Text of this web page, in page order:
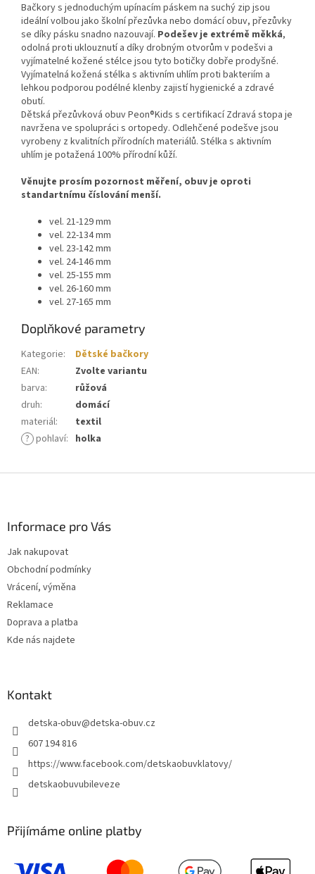
Bačkory s jednoduchým upínacím páskem na suchý zip jsou
ideální volbou jako školní přezůvka nebo domácí obuv, přezůvky
se díky pásku snadno nazouvají. Podešev je extrémě měkká,
odolná proti uklouznutí a díky drobným otvorům v podešvi a
vyjímatelné kožené stélce jsou tyto botičky dobře prodyšné.
Vyjímatelná kožená stélka s aktivním uhlím proti bakteriím a
lehkou podporou podélné klenby zajistí hygienické a zdravé
obutí.
Dětská přezůvková obuv Peon®Kids s certifikací Zdravá stopa je
navržena ve spolupráci s ortopedy. Odlehčené podešve jsou
vyrobeny z kvalitních přírodních materiálů. Stélka s aktivním
uhlím je potažená 100% přírodní kůží.
Věnujte prosím pozornost měření, obuv je oproti
standartnímu číslování menší.
vel. 21-129 mm
vel. 22-134 mm
vel. 23-142 mm
vel. 24-146 mm
vel. 25-155 mm
vel. 26-160 mm
vel. 27-165 mm
Doplňkové parametry
Kategorie:
Dětské bačkory
EAN:
Zvolte variantu
barva:
růžová
druh:
domácí
materiál:
textil
? pohlaví: holka
Informace pro Vás
Jak nakupovat
Obchodní podmínky
Vrácení, výměna
Reklamace
Doprava a platba
Kde nás najdete
Kontakt
detska-obuv@detska-obuv.cz
607 194 816
https://www.facebook.com/detskaobuvklatovy/
detskaobuvubileveze
Přijímáme online platby